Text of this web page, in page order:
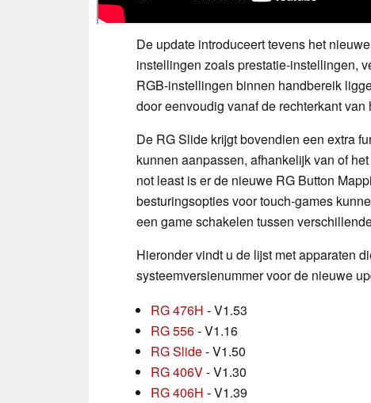
De update introduceert tevens het
instellingen zoals prestatie-instellingen,
RGB-instellingen binnen handbereik
door eenvoudig vanaf de rechterkant van
De RG Slide krijgt bovendien een extra
kunnen aanpassen, afhankelijk van of
not least is er de nieuwe RG Button
besturingsopties voor touch-games
een game schakelen tussen
Hieronder vindt u de lijst met apparaten
systeemversienummer voor de nieuwe
RG 476H - V1.53
RG 556- V1.16
RG Slide- V1.50
RG 406V- V1.30
RG 406H - V1.39